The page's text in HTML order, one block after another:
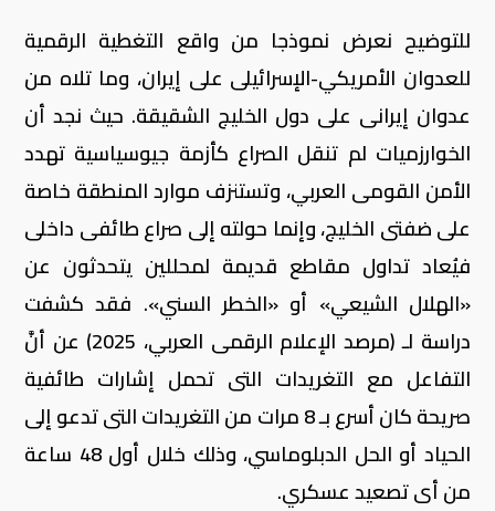
للتوضيح نعرض نموذجا من واقع التغطية الرقمية
للعدوان الأمريكي-الإسرائيلى على إيران، وما تلاه من
عدوان إيرانى على دول الخليج الشقيقة. حيث نجد أن
الخوارزميات لم تنقل الصراع كأزمة جيوسياسية تهدد
الأمن القومى العربي، وتستنزف موارد المنطقة خاصة
على ضفتى الخليج، وإنما حولته إلى صراع طائفى داخلى
فيُعاد تداول مقاطع قديمة لمحللين يتحدثون عن
«الهلال الشيعي» أو «الخطر السني». فقد كشفت
دراسة لـ (مرصد الإعلام الرقمى العربي، 2025) عن أنَّ
التفاعل مع التغريدات التى تحمل إشارات طائفية
صريحة كان أسرع بـ 8 مرات من التغريدات التى تدعو إلى
الحياد أو الحل الدبلوماسي، وذلك خلال أول 48 ساعة
من أى تصعيد عسكري.